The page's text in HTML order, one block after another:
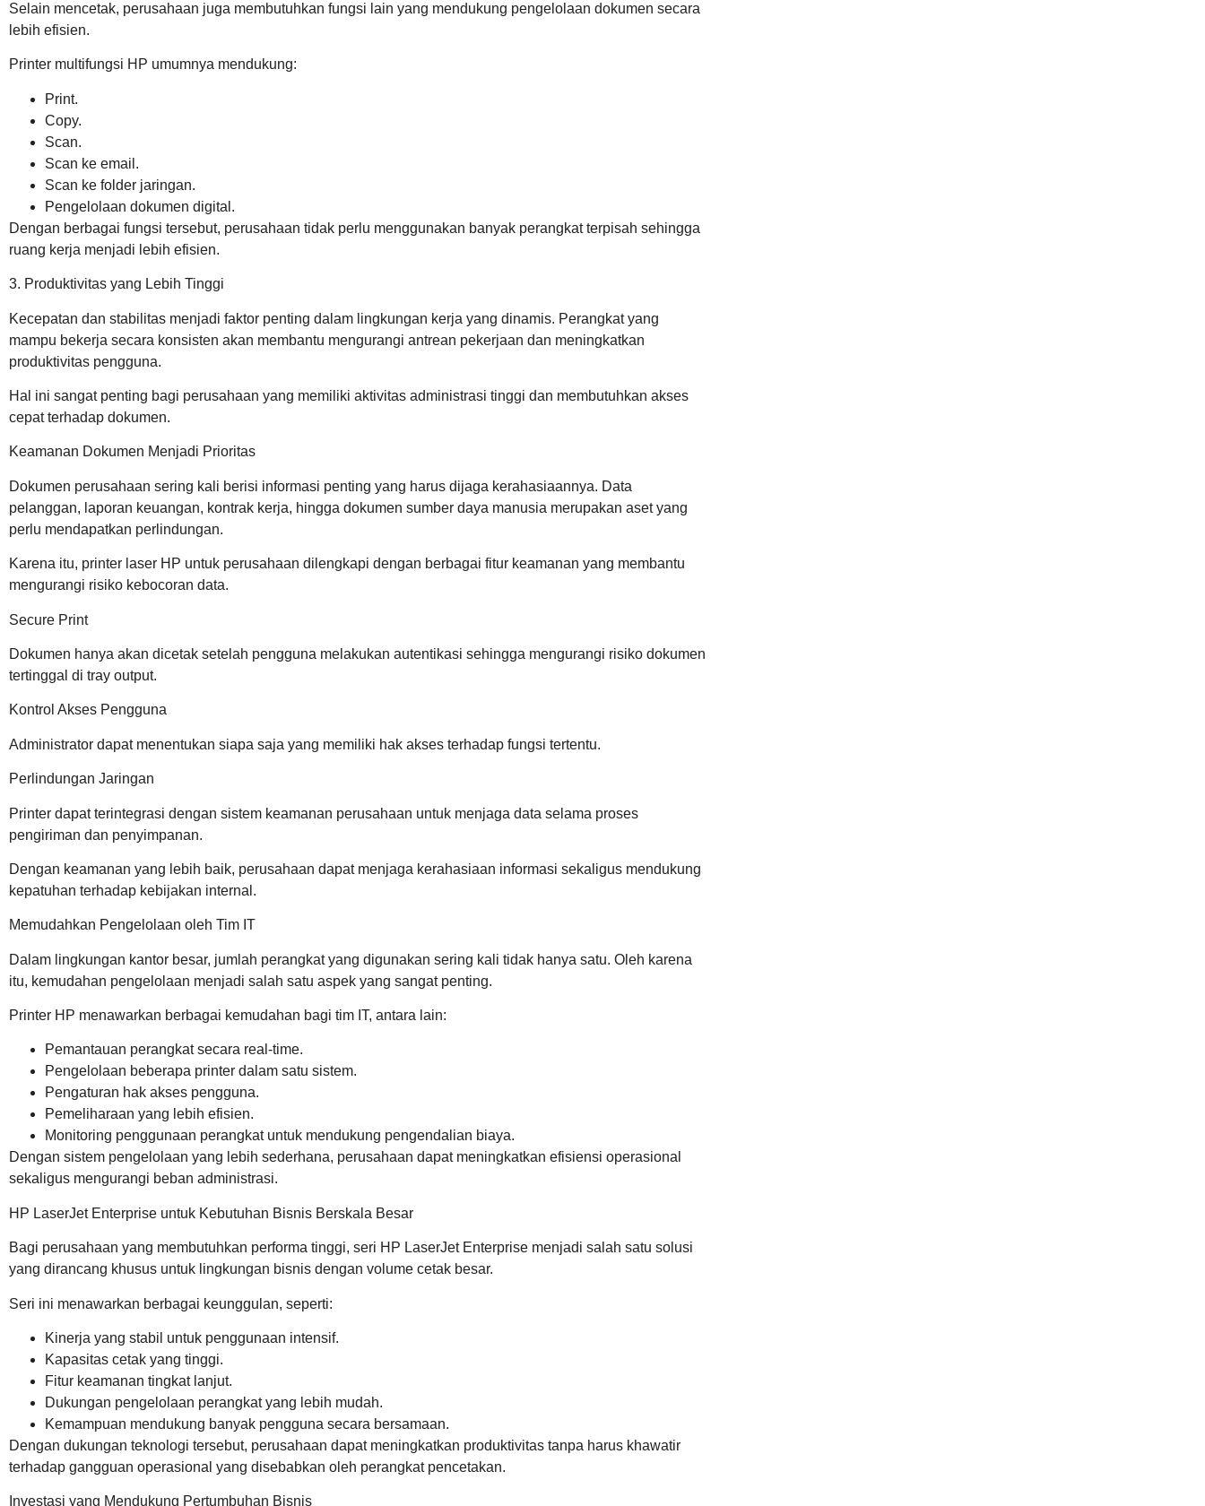
Selain mencetak, perusahaan juga membutuhkan fungsi lain yang mendukung pengelolaan dokumen secara
lebih efisien.
Printer multifungsi HP umumnya mendukung:
Print.
Copy.
Scan.
Scan ke email.
Scan ke folder jaringan.
Pengelolaan dokumen digital.
Dengan berbagai fungsi tersebut, perusahaan tidak perlu menggunakan banyak perangkat terpisah sehingga
ruang kerja menjadi lebih efisien.
3. Produktivitas yang Lebih Tinggi
Kecepatan dan stabilitas menjadi faktor penting dalam lingkungan kerja yang dinamis. Perangkat yang
mampu bekerja secara konsisten akan membantu mengurangi antrean pekerjaan dan meningkatkan
produktivitas pengguna.
Hal ini sangat penting bagi perusahaan yang memiliki aktivitas administrasi tinggi dan membutuhkan akses
cepat terhadap dokumen.
Keamanan Dokumen Menjadi Prioritas
Dokumen perusahaan sering kali berisi informasi penting yang harus dijaga kerahasiaannya. Data
pelanggan, laporan keuangan, kontrak kerja, hingga dokumen sumber daya manusia merupakan aset yang
perlu mendapatkan perlindungan.
Karena itu, printer laser HP untuk perusahaan dilengkapi dengan berbagai fitur keamanan yang membantu
mengurangi risiko kebocoran data.
Secure Print
Dokumen hanya akan dicetak setelah pengguna melakukan autentikasi sehingga mengurangi risiko dokumen
tertinggal di tray output.
Kontrol Akses Pengguna
Administrator dapat menentukan siapa saja yang memiliki hak akses terhadap fungsi tertentu.
Perlindungan Jaringan
Printer dapat terintegrasi dengan sistem keamanan perusahaan untuk menjaga data selama proses
pengiriman dan penyimpanan.
Dengan keamanan yang lebih baik, perusahaan dapat menjaga kerahasiaan informasi sekaligus mendukung
kepatuhan terhadap kebijakan internal.
Memudahkan Pengelolaan oleh Tim IT
Dalam lingkungan kantor besar, jumlah perangkat yang digunakan sering kali tidak hanya satu. Oleh karena
itu, kemudahan pengelolaan menjadi salah satu aspek yang sangat penting.
Printer HP menawarkan berbagai kemudahan bagi tim IT, antara lain:
Pemantauan perangkat secara real-time.
Pengelolaan beberapa printer dalam satu sistem.
Pengaturan hak akses pengguna.
Pemeliharaan yang lebih efisien.
Monitoring penggunaan perangkat untuk mendukung pengendalian biaya.
Dengan sistem pengelolaan yang lebih sederhana, perusahaan dapat meningkatkan efisiensi operasional
sekaligus mengurangi beban administrasi.
HP LaserJet Enterprise untuk Kebutuhan Bisnis Berskala Besar
Bagi perusahaan yang membutuhkan performa tinggi, seri HP LaserJet Enterprise menjadi salah satu solusi
yang dirancang khusus untuk lingkungan bisnis dengan volume cetak besar.
Seri ini menawarkan berbagai keunggulan, seperti:
Kinerja yang stabil untuk penggunaan intensif.
Kapasitas cetak yang tinggi.
Fitur keamanan tingkat lanjut.
Dukungan pengelolaan perangkat yang lebih mudah.
Kemampuan mendukung banyak pengguna secara bersamaan.
Dengan dukungan teknologi tersebut, perusahaan dapat meningkatkan produktivitas tanpa harus khawatir
terhadap gangguan operasional yang disebabkan oleh perangkat pencetakan.
Investasi yang Mendukung Pertumbuhan Bisnis